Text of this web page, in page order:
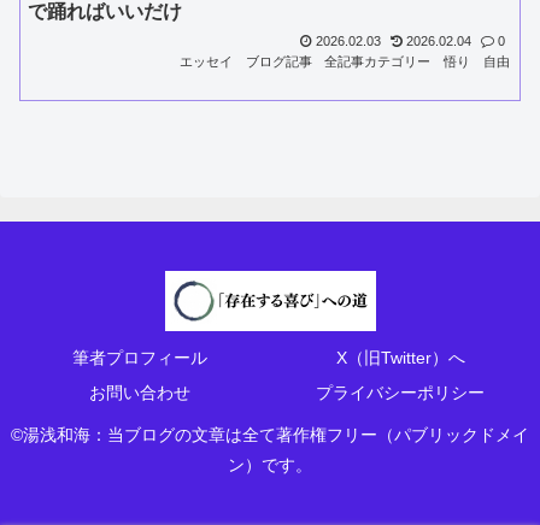
で踊ればいいだけ
2026.02.03 2026.02.04
0
エッセイ
ブログ記事 全記事カテゴリー 悟り 自由
筆者プロフィール
X（旧Twitter）へ
お問い合わせ
プライバシーポリシー
©湯浅和海：当ブログの文章は全て著作権フリー（パブリックドメイ
ン）です。